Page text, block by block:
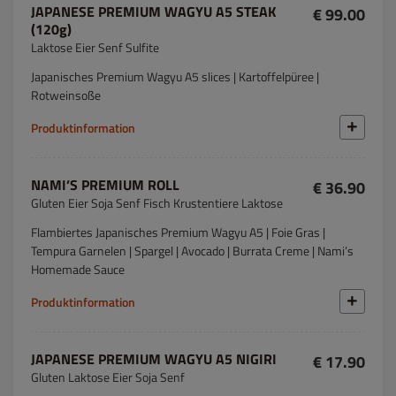
JAPANESE PREMIUM WAGYU A5 STEAK
(120g)
Laktose Eier Senf Sulfite
€ 99.00
Japanisches Premium Wagyu A5 slices | Kartoffelpüree |
Rotweinsoße
Produktinformation
NAMI’S PREMIUM ROLL
Gluten Eier Soja Senf Fisch Krustentiere Laktose
€ 36.90
Flambiertes Japanisches Premium Wagyu A5 | Foie Gras |
Tempura Garnelen | Spargel | Avocado | Burrata Creme | Nami’s
Homemade Sauce
Produktinformation
JAPANESE PREMIUM WAGYU A5 NIGIRI
Gluten Laktose Eier Soja Senf
€ 17.90